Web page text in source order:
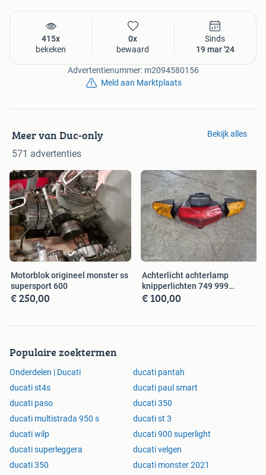
415x
bekeken
0x
bewaard
Sinds
19 mar '24
Advertentienummer: m2094580156
Meld aan Marktplaats
Meer van Duc-only
571 advertenties
Bekijk alles
Motorblok origineel monster ss
supersport 600
€ 250,00
Achterlicht achterlamp
knipperlichten 749 999
Multistrada
€ 100,00
Populaire zoektermen
Onderdelen | Ducati
ducati pantah
ducati st4s
ducati paul smart
ducati paso
ducati 350
ducati multistrada 950 s
ducati st 3
ducati wilp
ducati 900 superlight
ducati superleggera
ducati velgen
ducati 350
ducati monster 2021